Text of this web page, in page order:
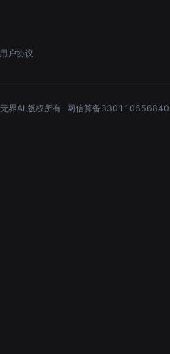
用户协议
无界AI 版权所有 网信算备